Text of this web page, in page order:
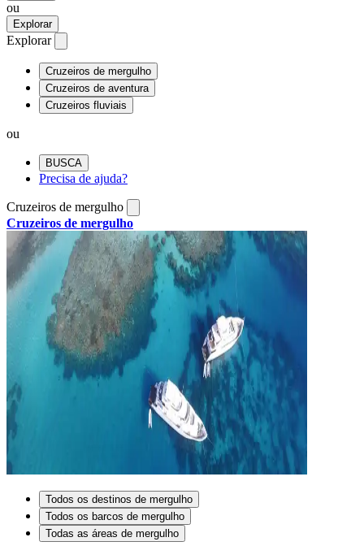
ou
Explorar
Explorar
Cruzeiros de mergulho
Cruzeiros de aventura
Cruzeiros fluviais
ou
BUSCA
Precisa de ajuda?
Cruzeiros de mergulho
Cruzeiros de mergulho
Todos os destinos de mergulho
Todos os barcos de mergulho
Todas as áreas de mergulho